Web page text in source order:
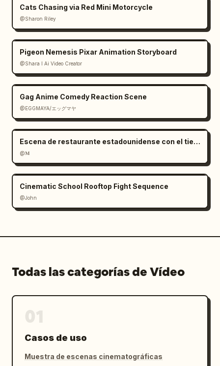
Cats Chasing via Red Mini Motorcycle
@Sharon Riley
Pigeon Nemesis Pixar Animation Storyboard
@Shara I Ai Video Creator
Gag Anime Comedy Reaction Scene
@EGGMAYA/エッグマヤ
Escena de restaurante estadounidense con el tiempo congelado
@𝐌
Cinematic School Rooftop Fight Sequence
@John
Todas las categorías de Vídeo
Casos de uso
Muestra de escenas cinematográficas